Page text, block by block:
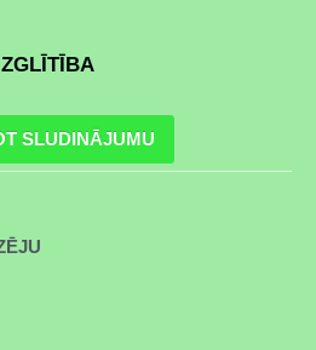
SLUDINĀJUMU